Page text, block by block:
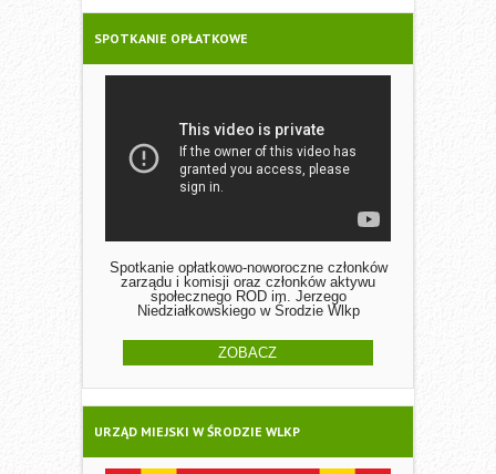
SPOTKANIE OPŁATKOWE
Spotkanie opłatkowo-noworoczne członków
zarządu i komisji oraz członków aktywu
społecznego ROD im. Jerzego
Niedziałkowskiego w Środzie Wlkp
ZOBACZ
URZĄD MIEJSKI W ŚRODZIE WLKP